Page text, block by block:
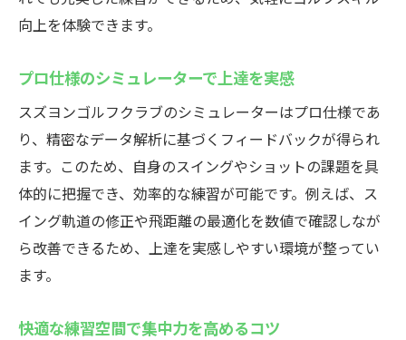
向上を体験できます。
プロ仕様のシミュレーターで上達を実感
スズヨンゴルフクラブのシミュレーターはプロ仕様であ
り、精密なデータ解析に基づくフィードバックが得られ
ます。このため、自身のスイングやショットの課題を具
体的に把握でき、効率的な練習が可能です。例えば、ス
イング軌道の修正や飛距離の最適化を数値で確認しなが
ら改善できるため、上達を実感しやすい環境が整ってい
ます。
快適な練習空間で集中力を高めるコツ